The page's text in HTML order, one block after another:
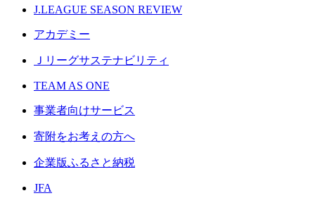
J.LEAGUE SEASON REVIEW
アカデミー
Ｊリーグサステナビリティ
TEAM AS ONE
事業者向けサービス
寄附をお考えの方へ
企業版ふるさと納税
JFA